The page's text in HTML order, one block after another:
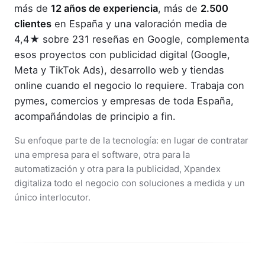
más de 12 años de experiencia, más de 2.500
clientes en España y una valoración media de
4,4★ sobre 231 reseñas en Google, complementa
esos proyectos con publicidad digital (Google,
Meta y TikTok Ads), desarrollo web y tiendas
online cuando el negocio lo requiere. Trabaja con
pymes, comercios y empresas de toda España,
acompañándolas de principio a fin.
Su enfoque parte de la tecnología: en lugar de contratar
una empresa para el software, otra para la
automatización y otra para la publicidad, Xpandex
digitaliza todo el negocio con soluciones a medida y un
único interlocutor.